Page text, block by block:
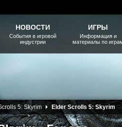
5: Skyrim Elder Scrolls 5: Skyrim
НОВОСТИ
События в игровой
индустрии
ИГРЫ
Информация и
материалы по